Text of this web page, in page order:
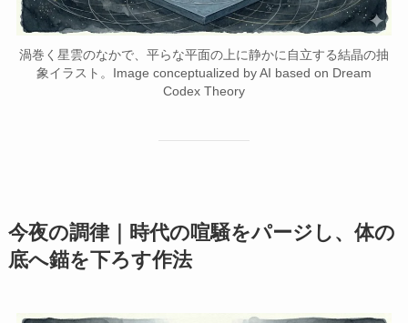
渦巻く星雲のなかで、平らな平面の上に静かに自立する結晶の抽
象イラスト。Image conceptualized by AI based on Dream
Codex Theory
今夜の調律｜時代の喧騒をパージし、体の
底へ錨を下ろす作法